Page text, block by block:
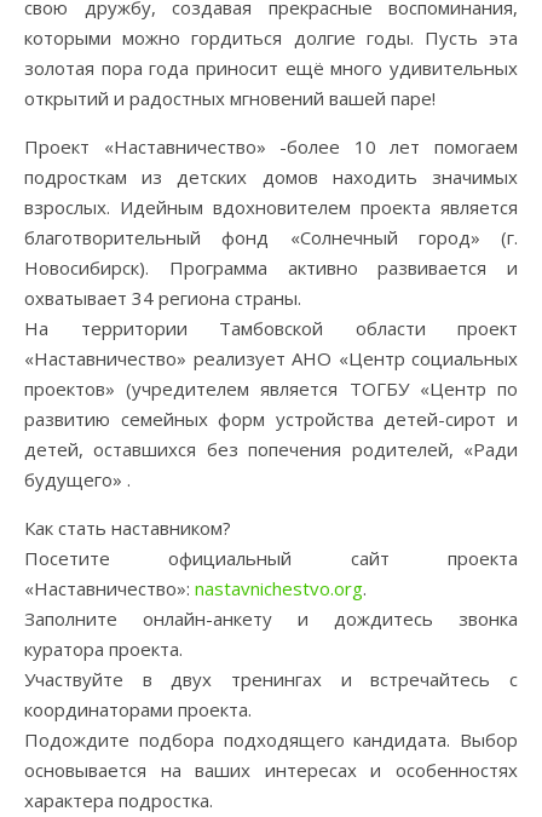
свою дружбу, создавая прекрасные воспоминания,
которыми можно гордиться долгие годы. Пусть эта
золотая пора года приносит ещё много удивительных
открытий и радостных мгновений вашей паре!
Проект «Наставничество» -более 10 лет помогаем
подросткам из детских домов находить значимых
взрослых. Идейным вдохновителем проекта является
благотворительный фонд «Солнечный город» (г.
Новосибирск). Программа активно развивается и
охватывает 34 региона страны.
На территории Тамбовской области проект
«Наставничество» реализует АНО «Центр социальных
проектов» (учредителем является ТОГБУ «Центр по
развитию семейных форм устройства детей-сирот и
детей, оставшихся без попечения родителей, «Ради
будущего» .
Как стать наставником?
Посетите официальный сайт проекта
«Наставничество»: nastavnichestvo.org.
Заполните онлайн-анкету и дождитесь звонка
куратора проекта.
Участвуйте в двух тренингах и встречайтесь с
координаторами проекта.
Подождите подбора подходящего кандидата. Выбор
основывается на ваших интересах и особенностях
характера подростка.